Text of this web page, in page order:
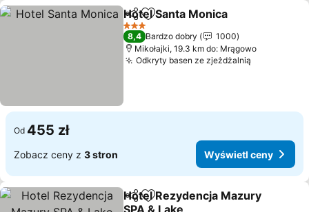
Udostępnij
Dodaj do ulubionych
Hotel Santa Monica
3 Kategoria
8,4 Bardzo dobry
1000
Mikołajki, 19.3 km do: Mrągowo
Odkryty basen ze zjeżdżalnią
Od 455 zł
Zobacz ceny z 3 stron Wyświetl ceny
Udostępnij
Dodaj do ulubionych
Hotel Rezydencja Mazury
SPA & Lake